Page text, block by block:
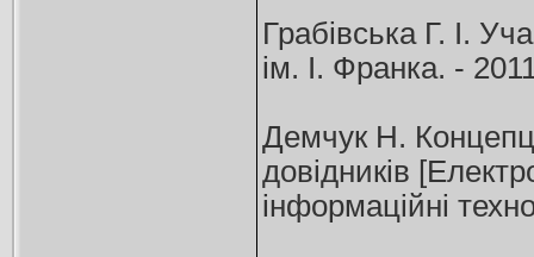
Грабівська Г. І.
ім. І. Франка. -
Демчук Н.
довідників
інформаційні